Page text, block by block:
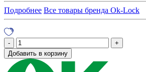
Подробнее Все товары бренда Ok-Lock
Добавить в корзину